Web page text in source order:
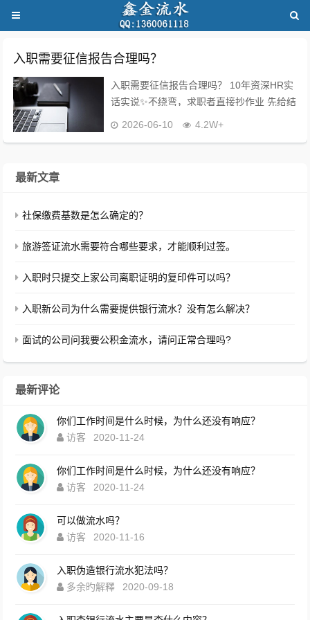
入职需要征信报告合理吗？
入职需要征信报告合理吗？ 10年资深HR实
话实说✨不绕弯，求职者直接抄作业 先给结
2026-06-10 4.2W+
最新文章
社保缴费基数是怎么确定的？
旅游签证流水需要符合哪些要求，才能顺利过签。
入职时只提交上家公司离职证明的复印件可以吗？
入职新公司为什么需要提供银行流水？没有怎么解决？
面试的公司问我要公积金流水，请问正常合理吗?
最新评论
你们工作时间是什么时候，为什么还没有响应？
访客
2020-11-24
你们工作时间是什么时候，为什么还没有响应？
访客
2020-11-24
可以做流水吗？
访客
2020-11-16
入职伪造银行流水犯法吗？
多余旳解釋
2020-09-18